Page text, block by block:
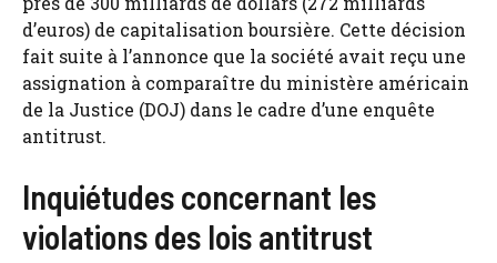
d’euros) de capitalisation boursière. Cette décision
fait suite à l’annonce que la société avait reçu une
assignation à comparaître du ministère américain
de la Justice (DOJ) dans le cadre d’une enquête
antitrust.
Inquiétudes concernant les
violations des lois antitrust